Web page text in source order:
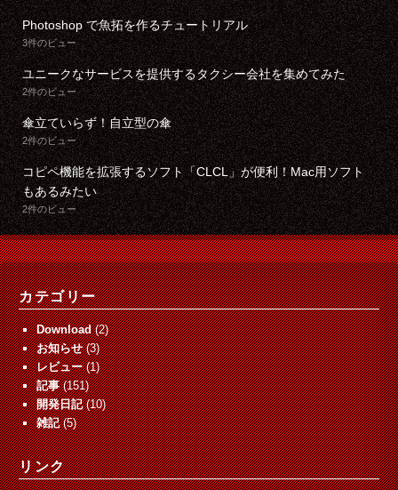
Photoshop で魚拓を作るチュートリアル
3件のビュー
ユニークなサービスを提供するタクシー会社を集めてみた
2件のビュー
傘立ていらず！自立型の傘
2件のビュー
コピペ機能を拡張するソフト「CLCL」が便利！Mac用ソフト
もあるみたい
2件のビュー
カテゴリー
Download(2)
お知らせ(3)
レビュー(1)
記事(151)
開発日記(10)
雑記(5)
リンク